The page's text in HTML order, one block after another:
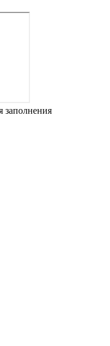
заполнения